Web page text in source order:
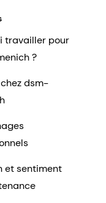
travailler pour
?
dsm-
et sentiment